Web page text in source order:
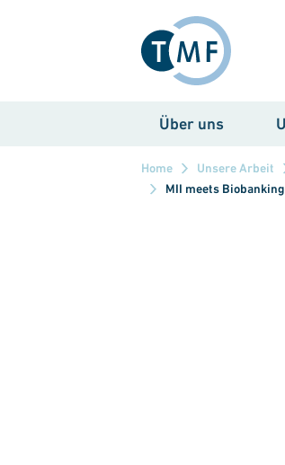
Über uns
Home Unsere Arbeit
MII meets